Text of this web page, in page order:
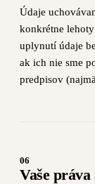
Údaje
konkrétne
uplynutí údaje
ak ich nie sme
predpisov
06
Vaše